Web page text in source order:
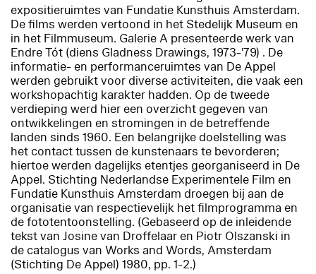
expositieruimtes van Fundatie Kunsthuis Amsterdam.
De films werden vertoond in het Stedelijk Museum en
in het Filmmuseum. Galerie A presenteerde werk van
Endre Tót (diens Gladness Drawings, 1973-'79) . De
informatie- en performanceruimtes van De Appel
werden gebruikt voor diverse activiteiten, die vaak een
workshopachtig karakter hadden. Op de tweede
verdieping werd hier een overzicht gegeven van
ontwikkelingen en stromingen in de betreffende
landen sinds 1960. Een belangrijke doelstelling was
het contact tussen de kunstenaars te bevorderen;
hiertoe werden dagelijks etentjes georganiseerd in De
Appel. Stichting Nederlandse Experimentele Film en
Fundatie Kunsthuis Amsterdam droegen bij aan de
organisatie van respectievelijk het filmprogramma en
de fototentoonstelling. (Gebaseerd op de inleidende
tekst van Josine van Droffelaar en Piotr Olszanski in
de catalogus van Works and Words, Amsterdam
(Stichting De Appel) 1980, pp. 1-2.)